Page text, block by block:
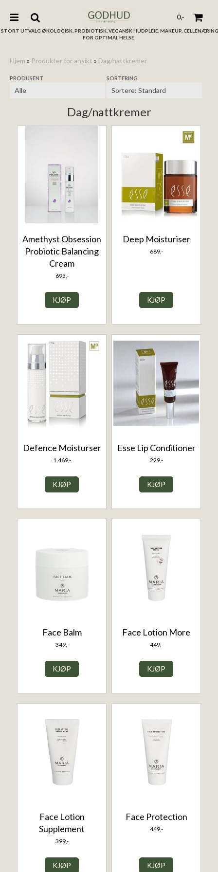
0,-
STORT UTVALG ØKOLOGISK, PROBIOTISK, VEGANSK HUDPLEIE, MAKEUP, CELLENÆRING
FOR OPTIMAL HELSE.
Hjem » Produkter for ansikt » Dag/nattkremer
PRODUSENT SORTERING
Dag/nattkremer
Amethyst Obsession
Probiotic Balancing
Cream
695,-
KJØP
Deep Moisturiser
689,-
KJØP
Defence Moisturser
1.469,-
KJØP
Esse Lip Conditioner
229,-
KJØP
Face Balm
349,-
KJØP
Face Lotion More
449,-
KJØP
Face Lotion
Supplement
399,-
KJØP
Face Protection
449,-
KJØP